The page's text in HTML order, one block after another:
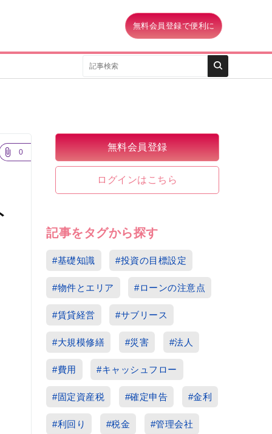
無料会員登録で便利に
0 無料会員登録
ログインはこちら
記事をタグから探す
#基礎知識 #投資の目標設定
#物件とエリア #ローンの注意点
#賃貸経営 #サブリース
#大規模修繕 #災害 #法人
#費用 #キャッシュフロー
#固定資産税 #確定申告 #金利
#利回り #税金 #管理会社